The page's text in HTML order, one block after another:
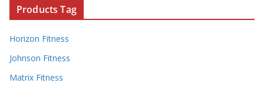
Products Tag
Horizon Fitness
Johnson Fitness
Matrix Fitness